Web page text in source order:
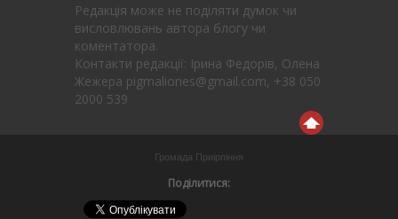
Редакція може не поділяти думок чи
висловлювань автора блогу чи
коментатора.
Контакти редакції: Ірина Федорів, Олена
Жежера pigmaliones@gmail.com, +38 050
2000 539
Громада Приірпіння
Поділитися: